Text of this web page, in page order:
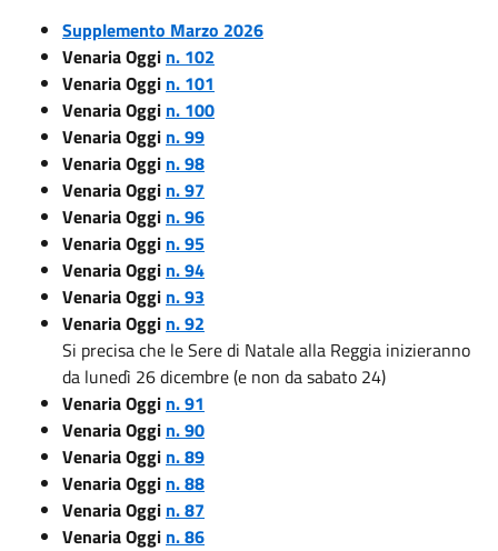
Supplemento Marzo 2026
Venaria Oggi n. 102
Venaria Oggi n. 101
Venaria Oggi n. 100
Venaria Oggi n. 99
Venaria Oggi n. 98
Venaria Oggi n. 97
Venaria Oggi n. 96
Venaria Oggi n. 95
Venaria Oggi n. 94
Venaria Oggi n. 93
Venaria Oggi n. 92
Si precisa che le Sere di Natale alla Reggia inizieranno
da lunedì 26 dicembre (e non da sabato 24)
Venaria Oggi n. 91
Venaria Oggi n. 90
Venaria Oggi n. 89
Venaria Oggi n. 88
Venaria Oggi n. 87
Venaria Oggi n. 86